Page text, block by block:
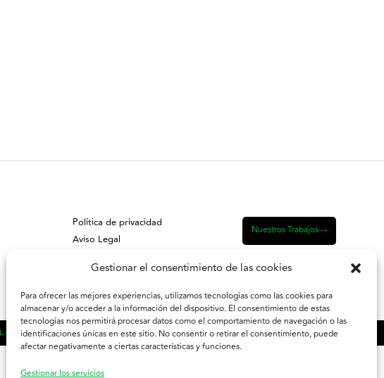
Gestionar el consentimiento de las cookies
Para ofrecer las mejores experiencias, utilizamos tecnologías como las cookies para
almacenar y/o acceder a la información del dispositivo. El consentimiento de estas
tecnologías nos permitirá procesar datos como el comportamiento de navegación o las
identificaciones únicas en este sitio. No consentir o retirar el consentimiento, puede
afectar negativamente a ciertas características y funciones.
Gestionar los servicios
Política de privacidad
Aviso Legal
Nuestros Trabajos